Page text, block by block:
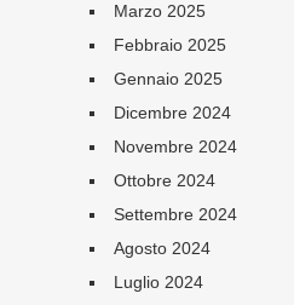
Marzo 2025
Febbraio 2025
Gennaio 2025
Dicembre 2024
Novembre 2024
Ottobre 2024
Settembre 2024
Agosto 2024
Luglio 2024